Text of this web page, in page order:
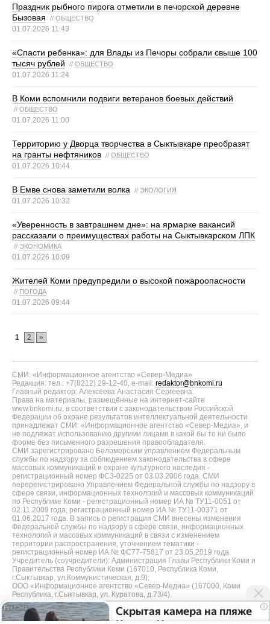
Праздник рыбного пирога отметили в печорской деревне
Бызовая
// ОБЩЕСТВО
01.07.2026 11:43
«Спасти ребенка»: для Влады из Печоры собрали свыше 100
тысяч рублей
// ОБЩЕСТВО
01.07.2026 11:24
В Коми вспомнили подвиги ветеранов боевых действий
// ОБЩЕСТВО
01.07.2026 11:00
Территорию у Дворца творчества в Сыктывкаре преобразят
на гранты нефтяников // ОБЩЕСТВО
01.07.2026 10:44
В Емве снова заметили волка // ЭКОЛОГИЯ
01.07.2026 10:32
«Уверенность в завтрашнем дне»: на ярмарке вакансий
рассказали о преимуществах работы на Сыктывкарском ЛПК
// ЭКОНОМИКА
01.07.2026 10:09
Жителей Коми предупредили о высокой пожароопасности
// ПОГОДА
01.07.2026 09:44
1 2 »
СМИ: «Информационное агентство «Север-Медиа»
Редакция: тел.: +7(8212) 29-12-40, e-mail: redaktor@bnkomi.ru
Главный редактор: Алексеева Анастасия Сергеевна.
Права на материалы, размещённые на интернет-сайте
www.bnkomi.ru, в соответствии с законодательством Российской
Федерации об охране результатов интеллектуальной деятельности
принадлежат СМИ: «Информационное агентство «Север-Медиа», и
не подлежат использованию другими лицами в какой бы то ни было
форме без письменного разрешения правообладателя.
СМИ зарегистрировано Беломорским управлением Федеральным
службы по надзору за соблюдением законодательства в сфере
массовых коммуникаций и охране культурного наследия -
регистрационный номер ФС3-0225 от 03.03.2006 года. СМИ
перерегистрировано Управлением Федеральной службы по надзору в
сфере связи, информационных технологий и массовых коммуникаций
по Республике Коми - регистрационный номер ИА № ТУ11-0051 от
02.11.2009 года, регистрационный номер ИА № ТУ11-00371 от
01.06.2017 года. В запись о регистрации СМИ внесены изменения
Федеральной службы по надзору в сфере связи, информационных
технологий и массовых коммуникаций в связи с изменением
территории распространения, уточнением тематики -
регистрационный номер ИА № ФС77-75817 от 23.05.2019 года.
Учредитель (соучредители): Администрация Главы Республики Коми и
Правительства Республики Коми (167010, Республика Коми,
г.Сыктывкар, ул.Коммунистическая, д.9);
ООО «Информационное агентство «Север-Медиа» (167000, Коми
Республика, г.Сыктывкар, ул. Куратова, д.73/4).
Разработка сайта — web-студия «Цифровой Век»
i
Скрытая камера на пляже